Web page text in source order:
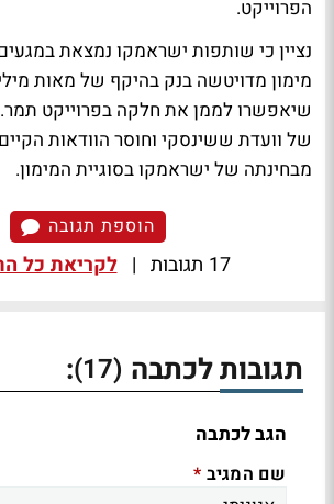
הפרוייקט.
נציין כי שותפות ישראמקו נמצאת
מימון מדויטשה בנק בהיקף של מאות
שיאפשרו לממן את חלקה בפרוייקט
של וועדת ששינסקי וחוסר הוודאות
מבחינתה של ישראמקו בסוגיית המימון.
הוספת תגובה
17 תגובות | לקריאת כל
תגובות לכתבה (17)
:
הגב לכתבה
שם המגיב *